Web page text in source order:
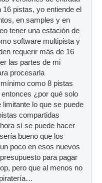
pistas, yo entiende el
en samples y en
tener una estación de
software multipista y
requerir más de 16
las partes de mi
procesarla
como 8 pistas
¿por qué solo
lo que se puede
compartidas
sí se puede hacer
bueno que los
poco en esos nuevos
para pagar
pero que al menos no